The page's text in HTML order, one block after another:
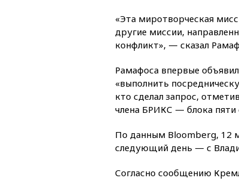
«Эта миротворческая
другие миссии,
конфликт», — сказал
Рамафоса впервые
«выполнить
кто сделал запрос,
члена БРИКС — блока пяти
По данным Bloomberg, 12
следующий день — с
Согласно сообщению